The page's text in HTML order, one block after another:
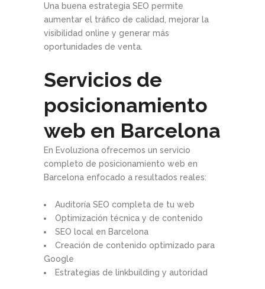
Una buena estrategia SEO permite
aumentar el tráfico de calidad, mejorar la
visibilidad online y generar más
oportunidades de venta.
Servicios de
posicionamiento
web en Barcelona
En Evoluziona ofrecemos un servicio
completo de posicionamiento web en
Barcelona enfocado a resultados reales:
Auditoría SEO completa de tu web
Optimización técnica y de contenido
SEO local en Barcelona
Creación de contenido optimizado para
Google
Estrategias de linkbuilding y autoridad